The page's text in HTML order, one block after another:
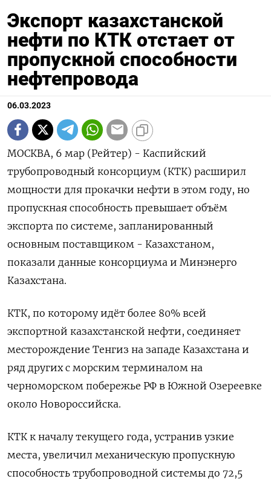
Экспорт казахстанской
нефти по КТК отстает от
пропускной способности
нефтепровода
06.03.2023
МОСКВА, 6 мар (Рейтер) - Каспийский
трубопроводный консорциум (КТК) расширил
мощности для прокачки нефти в этом году, но
пропускная способность превышает объём
экспорта по системе, запланированный
основным поставщиком - Казахстаном,
показали данные консорциума и Минэнерго
Казахстана.
КТК, по которому идёт более 80% всей
экспортной казахстанской нефти, соединяет
месторождение Тенгиз на западе Казахстана и
ряд других с морским терминалом на
черноморском побережье РФ в Южной Озереевке
около Новороссийска.
КТК к началу текущего года, устранив узкие
места, увеличил механическую пропускную
способность трубопроводной системы до 72,5